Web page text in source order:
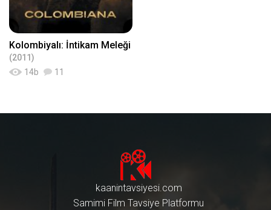
Kolombiyalı: İntikam Meleği
(2011)
14b 11
kaanintavsiyesi.com
Samimi Film Tavsiye Platformu